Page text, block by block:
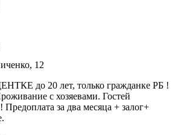
12
до 20 лет, только гражданке РБ !
с хозяевами. Гостей
за два месяца + залог+